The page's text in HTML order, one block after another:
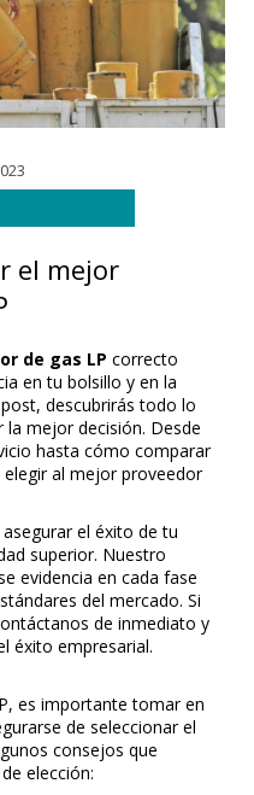
el mejor
de gas LP correcto
en tu bolsillo y en la
descubrirás todo lo
mejor decisión. Desde
hasta cómo comparar
al mejor proveedor
el éxito de tu
superior. Nuestro
evidencia en cada fase
del mercado. Si
de inmediato y
éxito empresarial.
es importante tomar en
de seleccionar el
consejos que
elección: